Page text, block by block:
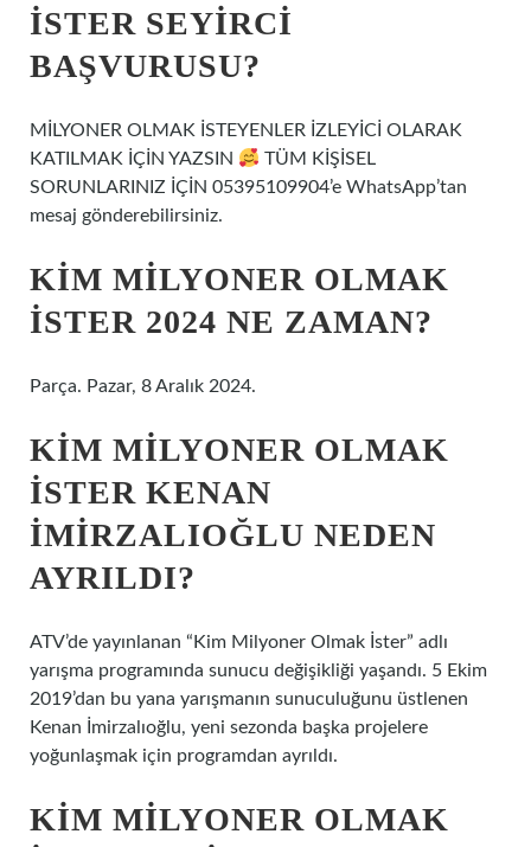
İSTER SEYIRCI
BAŞVURUSU?
MİLYONER OLMAK İSTEYENLER İZLEYİCİ OLARAK
KATILMAK İÇİN YAZSIN
TÜM KİŞİSEL
SORUNLARINIZ İÇİN 05395109904’e WhatsApp’tan
mesaj gönderebilirsiniz.
KIM MILYONER OLMAK
İSTER 2024 NE ZAMAN?
Parça. Pazar, 8 Aralık 2024.
KIM MILYONER OLMAK
İSTER KENAN
İMIRZALIOĞLU NEDEN
AYRILDI?
ATV’de yayınlanan “Kim Milyoner Olmak İster” adlı
yarışma programında sunucu değişikliği yaşandı. 5 Ekim
2019’dan bu yana yarışmanın sunuculuğunu üstlenen
Kenan İmirzalıoğlu, yeni sezonda başka projelere
yoğunlaşmak için programdan ayrıldı.
KIM MILYONER OLMAK